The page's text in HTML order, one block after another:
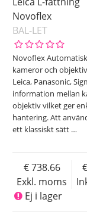
Novoflex
BAL-LET
Novoflex
kameror och
Leica, Panasonic,
information mellan
objektiv vilket ger
hantering. Att
ett klassiskt sätt …
Exkl. moms
738.66
Ej i lager